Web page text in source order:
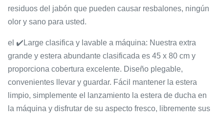
residuos del jabón que pueden causar resbalones, ningún
olor y sano para usted.
el ✔️Large clasifica y lavable a máquina: Nuestra extra
grande y estera abundante clasificada es 45 x 80 cm y
proporciona cobertura excelente. Diseño plegable,
convenientes llevar y guardar. Fácil mantener la estera
limpio, simplemente el lanzamiento la estera de ducha en
la máquina y disfrutar de su aspecto fresco, libremente sus